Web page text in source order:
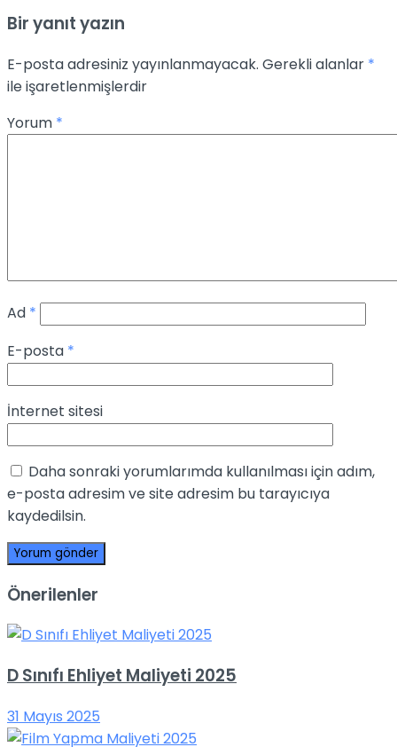
Bir yanıt yazın
E-posta adresiniz yayınlanmayacak. Gerekli alanlar *
ile işaretlenmişlerdir
Yorum *
Ad *
E-posta *
İnternet sitesi
Daha sonraki yorumlarımda kullanılması için adım,
e-posta adresim ve site adresim bu tarayıcıya
kaydedilsin.
Önerilenler
D Sınıfı Ehliyet Maliyeti 2025
31 Mayıs 2025